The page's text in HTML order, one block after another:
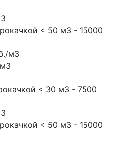
< 50 м3 - 15000
м3
< 30 м3 - 7500
< 50 м3 - 15000